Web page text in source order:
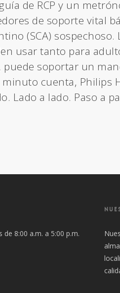
de RCP y un
de soporte vital
(SCA) sospechoso.
usar tanto para
soportar un
cuenta, Philips
Lado a lado. Paso a
8:00 a.m. a 5:00 p.m.